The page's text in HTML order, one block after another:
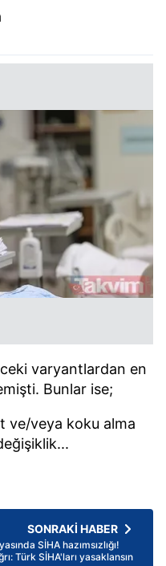
varyantlardan en
Bunlar ise;
ve/veya koku alma
SONRAKİ HABER
SİHA hazımsızlığı!
Türk SİHA'ları yasaklansın